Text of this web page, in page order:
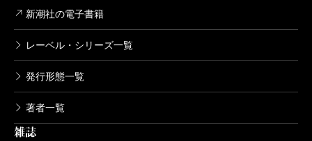
新潮社の電子書籍
レーベル・シリーズ一覧
発行形態一覧
著者一覧
雑誌